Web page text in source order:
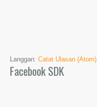
Langgan: Catat Ulasan (Atom)
Facebook SDK